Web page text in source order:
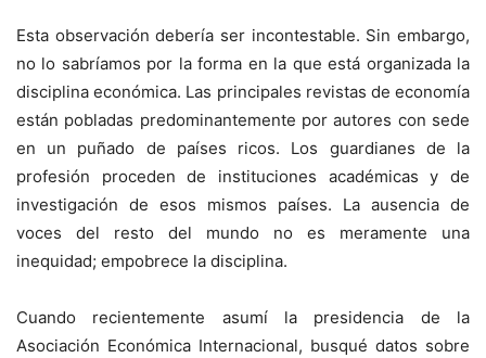
Esta observación debería ser incontestable. Sin embargo,
no lo sabríamos por la forma en la que está organizada la
disciplina económica. Las principales revistas de economía
están pobladas predominantemente por autores con sede
en un puñado de países ricos. Los guardianes de la
profesión proceden de instituciones académicas y de
investigación de esos mismos países. La ausencia de
voces del resto del mundo no es meramente una
inequidad; empobrece la disciplina.
Cuando recientemente asumí la presidencia de la
Asociación Económica Internacional, busqué datos sobre